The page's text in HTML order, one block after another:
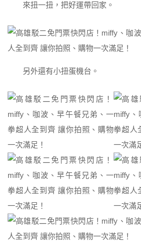
來扭一扭，把好運帶回家。
另外還有小扭蛋機台。